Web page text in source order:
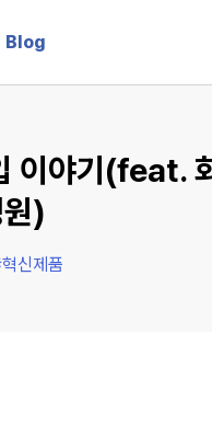
Blog
이야기(feat.
)
혁신제품